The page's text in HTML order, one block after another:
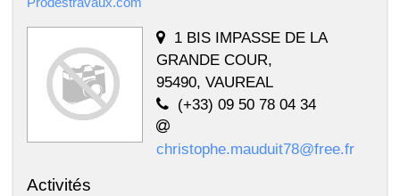
1 BIS IMPASSE DE LA
GRANDE COUR,
95490, VAUREAL
(+33) 09 50 78 04 34
christophe.mauduit78@free.fr
Activités